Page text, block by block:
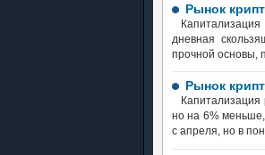
Рынок
дневная
прочной основы,
Рынок
но на 6%
с апреля, но в